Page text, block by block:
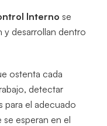
Interno se
y desarrollan dentro
ostenta cada
detectar
para el adecuado
esperan en el